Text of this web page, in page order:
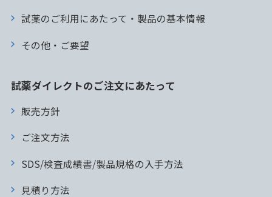
試薬のご利用にあたって・製品の基本情報
その他・ご要望
試薬ダイレクトのご注文にあたって
販売方針
ご注文方法
SDS/検査成績書/製品規格の入手方法
見積り方法